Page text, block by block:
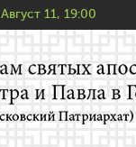
Август 11, 19:00